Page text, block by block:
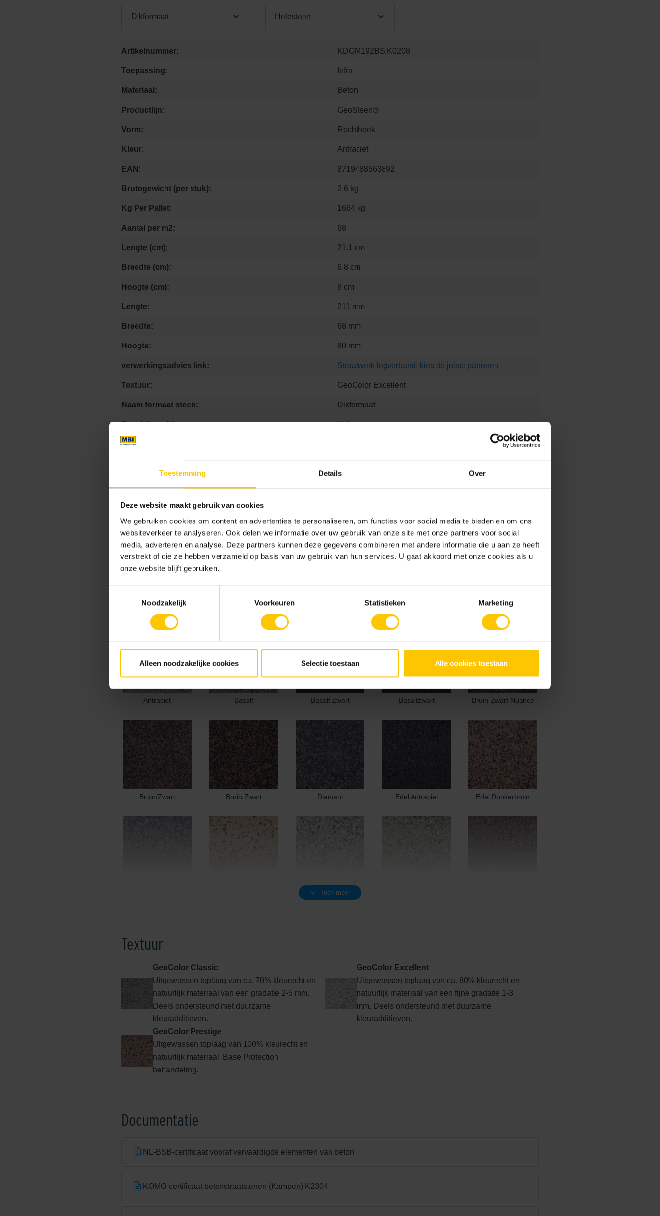
Toestemming Details Over
Deze website maakt gebruik van cookies
We gebruiken cookies om content en advertenties te personaliseren, om functies voor social media te bieden en om ons
websiteverkeer te analyseren. Ook delen we informatie over uw gebruik van onze site met onze partners voor social
media, adverteren en analyse. Deze partners kunnen deze gegevens combineren met andere informatie die u aan ze heeft
verstrekt of die ze hebben verzameld op basis van uw gebruik van hun services. U gaat akkoord met onze cookies als u
onze website blijft gebruiken.
Noodzakelijk
Voorkeuren Statistieken Marketing
Alleen noodzakelijke cookies Selectie toestaan Alle cookies toestaan
Dikformaat Helesteen
Artikelnummer: KDGM192BS.K0208
Toepassing: Infra
Materiaal: Beton
Productlijn: GeoSteen®
Vorm: Rechthoek
Kleur: Antraciet
EAN: 8719488563892
Brutogewicht (per stuk): 2.6 kg
Kg Per Pallet: 1664 kg
Aantal per m2: 68
Lengte (cm): 21.1 cm
Breedte (cm): 6.8 cm
Hoogte (cm): 8 cm
Lengte: 211 mm
Breedte: 68 mm
Hoogte: 80 mm
verwerkingsadvies link: Straatwerk legverband: kies de juiste patronen
Textuur: GeoColor Excellent
Naam formaat steen: Dikformaat
Speciale stukken: Helesteen
Kleurcode:
Maat
0 x 0 x 8 10.5 x 10.5 x 8 21.1 x 6.8 x 8 21.1 x 10.5 x 8 21.1 x 21.1 x 8
Standaard kleuren
Antraciet Basalt Basalt Zwart Basaltzwart Bruin-Zwart Nuance
Bruin/Zwart Bruin Zwart Diamant Edel Antraciet Edel Donkerbruin
Edel Grijs
Edel Rood Edel Rood-Bruin Edelantraciet Edelbasaltzwart Edelblauw
Edelhelderwit Edelrood Edelroodbruin
Toon meer
Textuur
GeoColor Classic
Uitgewassen toplaag van ca. 70% kleurecht en
natuurlijk materiaal van een gradatie 2-5 mm.
Deels ondersteund met duurzame
kleuradditieven.
GeoColor Excellent
Uitgewassen toplaag van ca. 80% kleurecht en
natuurlijk materiaal van een fijne gradatie 1-3
mm. Deels ondersteund met duurzame
kleuradditieven.
GeoColor Prestige
Uitgewassen toplaag van 100% kleurecht en
natuurlijk materiaal. Base Protection
behandeling.
Documentatie
NL-BSB-certificaat vooraf vervaardigde elementen van beton
KOMO-certificaat betonstraatstenen (Kampen) K2304